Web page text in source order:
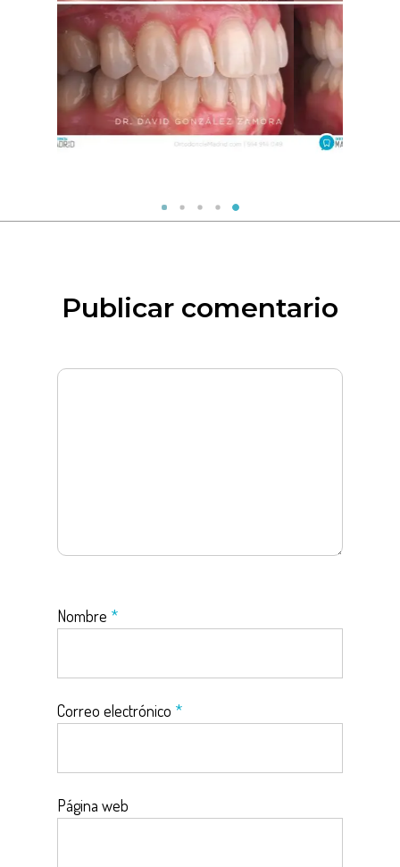
Publicar comentario
Nombre *
Correo electrónico *
Página web